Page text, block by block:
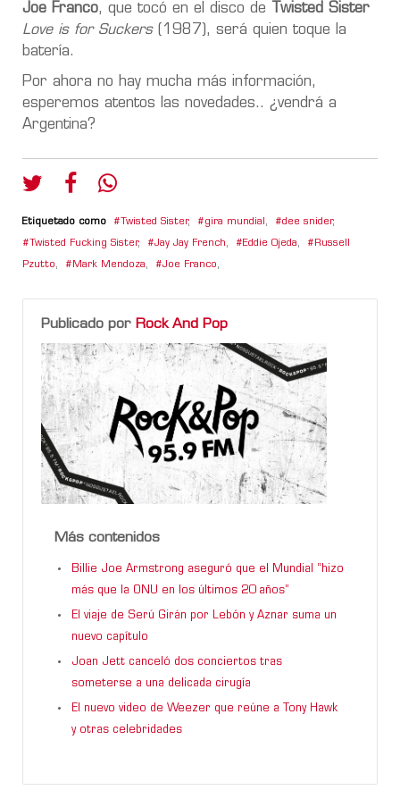
Joe Franco, que tocó en el disco de
Twisted Sister
Love is for Suckers(1987), será quien toque la
batería.
Por ahora no hay mucha más información,
esperemos atentos las novedades.. ¿vendrá a
Argentina?
Etiquetado como Twisted Sister, gira mundial , dee snider,
Twisted Fucking Sister, Jay Jay French, Eddie Ojeda, Russell
Pzutto, Mark Mendoza, Joe Franco,
Publicado por Rock And Pop
Más contenidos
Billie Joe Armstrong aseguró que el Mundial “hizo
más que la ONU en los últimos 20 años”
El viaje de Serú Girán por Lebón y Aznar suma un
nuevo capítulo
Joan Jett canceló dos conciertos tras
someterse a una delicada cirugía
El nuevo video de Weezer que reúne a Tony Hawk
y otras celebridades